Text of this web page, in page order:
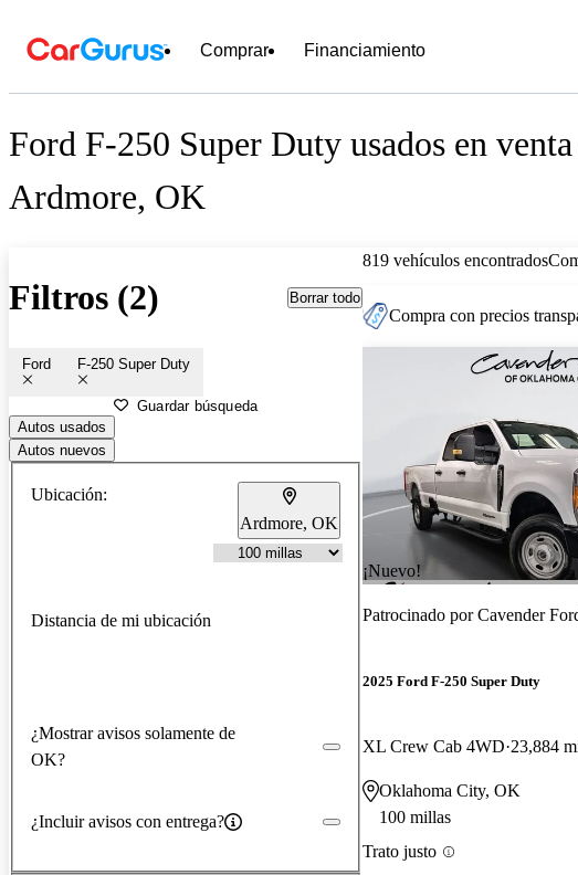
Comprar Financiamiento
Ford F-250 Super Duty usados en venta
Ardmore, OK
Filtros (2) Borrar todo
Ford F-250 Super Duty
Guardar búsqueda
Autos usados
Autos nuevos
Ubicación:
Ardmore, OK
Distancia de mi ubicación
¿Mostrar avisos solamente de
OK?
¿Incluir avisos con entrega?
819 vehículos encontrados
Compra con precios
¡Nuevo!
Patrocinado porCavender
2025 Ford F-250 Super Duty
XL Crew Cab 4WD 23,884
Oklahoma City, OK
100 millas
Trato justo